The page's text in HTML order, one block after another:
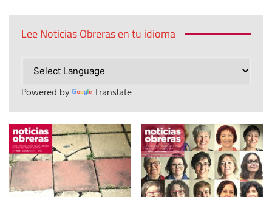
Lee Noticias Obreras en tu idioma
Powered by Translate